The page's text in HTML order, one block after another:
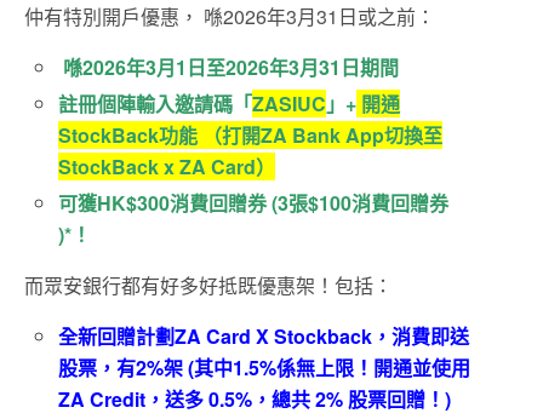
仲有特別開戶優惠， 喺2026年3月31日或之前：
喺2026年3月1 日至2026年3月31 日期間
註冊個陣輸入邀請碼「ZASIUC 」+ 開通
StockBack功能 （打開ZA Bank App切換至
StockBack x ZA Card）
可獲HK$300消費回贈券 (3張$100消費回贈券
)* ！
而眾安銀行都有好多好抵既優惠架！包括：
全新回贈計劃ZA Card X Stockback，消費即送
股票，有2%架 (其中1.5%係無上限！開通並使用
ZA Credit，送多 0.5%，總共 2% 股票回贈！)